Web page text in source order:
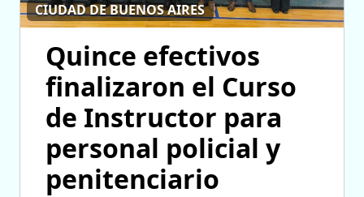
CIUDAD DE BUENOS AIRES
Quince efectivos
finalizaron el Curso
de Instructor para
personal policial y
penitenciario